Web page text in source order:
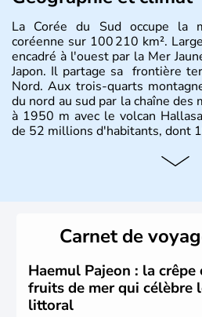
La Corée du Sud occupe la
coréenne sur 100 210 km².
encadré à l'ouest par la Mer
Japon. Il partage sa frontière
Nord. Aux trois-quarts
du nord au sud par la chaîne des
à 1950 m avec le volcan
de 52 millions d'habitants, dont
Histoire et
christianisme et le
principales religions. Ce pays
Corée du Nord. Les Jeux
1988, de même que la Coupe
2002, en collaboration avec le
Carnet de
Haemul Pajeon : la crêpe
fruits de mer qui célèbre
littoral